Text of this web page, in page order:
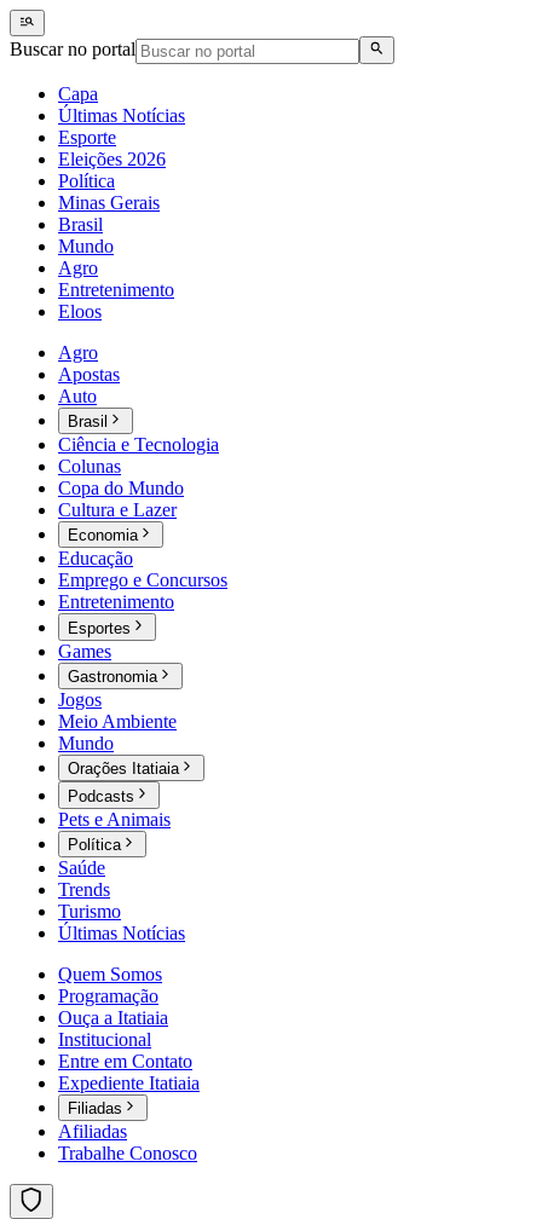
Buscar no portal
Capa
Últimas Notícias
Esporte
Eleições 2026
Política
Minas Gerais
Brasil
Mundo
Agro
Entretenimento
Eloos
Agro
Apostas
Auto
Brasil
Ciência e Tecnologia
Colunas
Copa do Mundo
Cultura e Lazer
Economia
Educação
Emprego e Concursos
Entretenimento
Esportes
Games
Gastronomia
Jogos
Meio Ambiente
Mundo
Orações Itatiaia
Podcasts
Pets e Animais
Política
Saúde
Trends
Turismo
Últimas Notícias
Quem Somos
Programação
Ouça a Itatiaia
Institucional
Entre em Contato
Expediente Itatiaia
Filiadas
Afiliadas
Trabalhe Conosco